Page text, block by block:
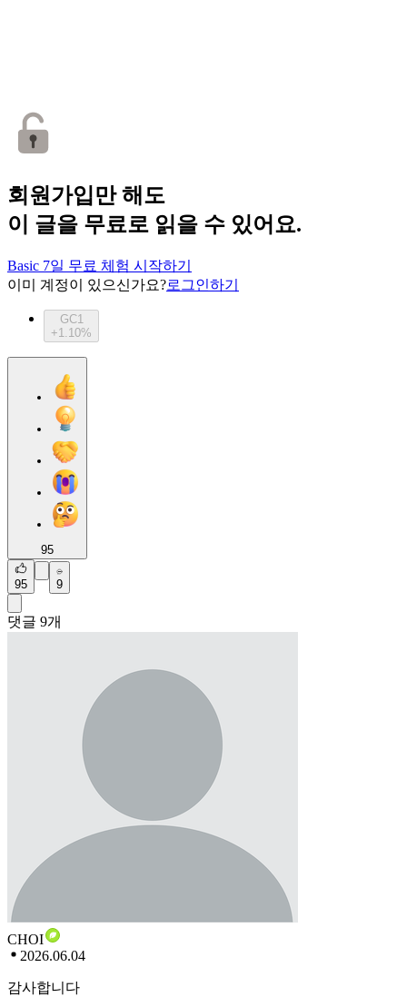
회원가입만 해도
이 글을 무료로 읽을 수 있어요.
Basic 7일 무료 체험 시작하기
이미 계정이 있으신가요?로그인하기
GC1
+1.10%
95
95 9
댓글 9개
CHOI
2026.06.04
감사합니다